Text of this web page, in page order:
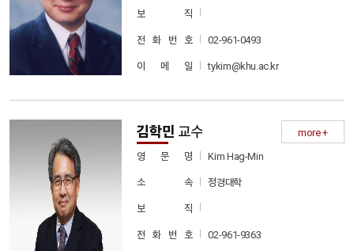
보 직
전 화 번 호 02-961-0493
이 메 일 tykim@khu.ac.kr
김학민 교수
more +
영 문 명
Kim Hag-Min
소 속 정경대학
보 직
전 화 번 호 02-961-9363